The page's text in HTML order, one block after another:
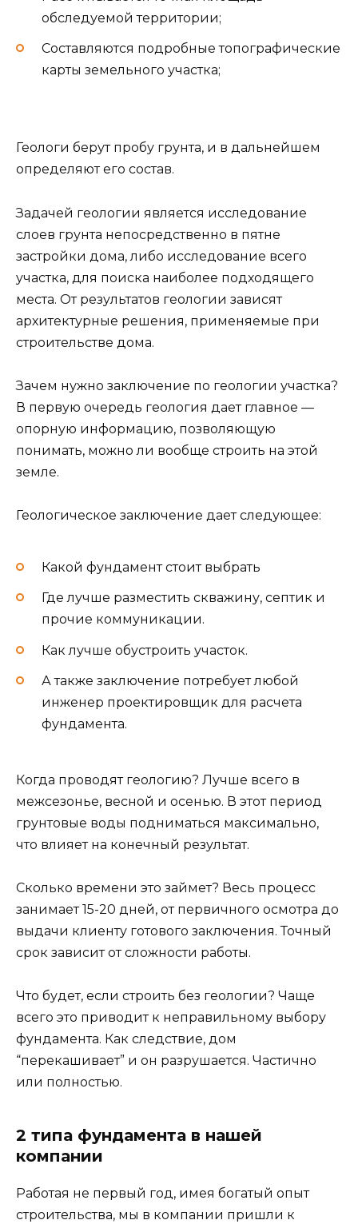
обследуемой территории;
Составляются подробные топографические
карты земельного участка;
Геологи берут пробу грунта, и в дальнейшем
определяют его состав.
Задачей геологии является исследование
слоев грунта непосредственно в пятне
застройки дома, либо исследование всего
участка, для поиска наиболее подходящего
места. От результатов геологии зависят
архитектурные решения, применяемые при
строительстве дома.
Зачем нужно заключение по геологии участка?
В первую очередь геология дает главное —
опорную информацию, позволяющую
понимать, можно ли вообще строить на этой
земле.
Геологическое заключение дает следующее:
Какой фундамент стоит выбрать
Где лучше разместить скважину, септик и
прочие коммуникации.
Как лучше обустроить участок.
А также заключение потребует любой
инженер проектировщик для расчета
фундамента.
Когда проводят геологию? Лучше всего в
межсезонье, весной и осенью. В этот период
грунтовые воды подниматься максимально,
что влияет на конечный результат.
Сколько времени это займет? Весь процесс
занимает 15-20 дней, от первичного осмотра до
выдачи клиенту готового заключения. Точный
срок зависит от сложности работы.
Что будет, если строить без геологии? Чаще
всего это приводит к неправильному выбору
фундамента. Как следствие, дом
“перекашивает” и он разрушается. Частично
или полностью.
2 типа фундамента в нашей
компании
Работая не первый год, имея богатый опыт
строительства, мы в компании пришли к